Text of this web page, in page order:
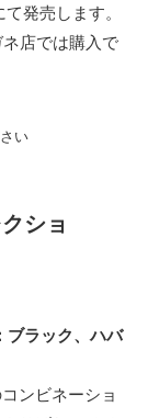
発売します。
店では購入で
い
ショ
ラック、ハバ
ンビネーショ